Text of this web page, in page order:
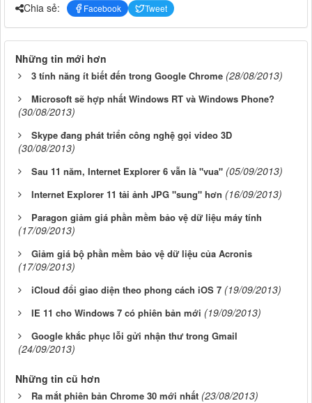
Chia sẻ: Facebook Tweet
Những tin mới hơn
3 tính năng ít biết đến trong Google Chrome (28/08/2013)
Microsoft sẽ hợp nhất Windows RT và Windows Phone?
(30/08/2013)
Skype đang phát triển công nghệ gọi video 3D
(30/08/2013)
Sau 11 năm, Internet Explorer 6 vẫn là "vua" (05/09/2013)
Internet Explorer 11 tải ảnh JPG "sung" hơn (16/09/2013)
Paragon giảm giá phần mềm bảo vệ dữ liệu máy tính
(17/09/2013)
Giảm giá bộ phần mềm bảo vệ dữ liệu của Acronis
(17/09/2013)
iCloud đổi giao diện theo phong cách iOS 7 (19/09/2013)
IE 11 cho Windows 7 có phiên bản mới (19/09/2013)
Google khắc phục lỗi gửi nhận thư trong Gmail
(24/09/2013)
Những tin cũ hơn
Ra mắt phiên bản Chrome 30 mới nhất (23/08/2013)